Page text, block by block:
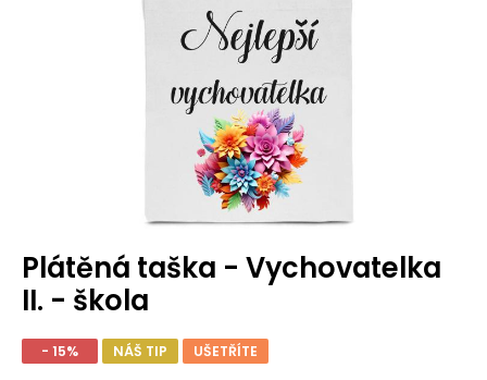
Plátěná taška - Vychovatelka
II. - škola
- 15% NÁŠ TIP UŠETŘÍTE